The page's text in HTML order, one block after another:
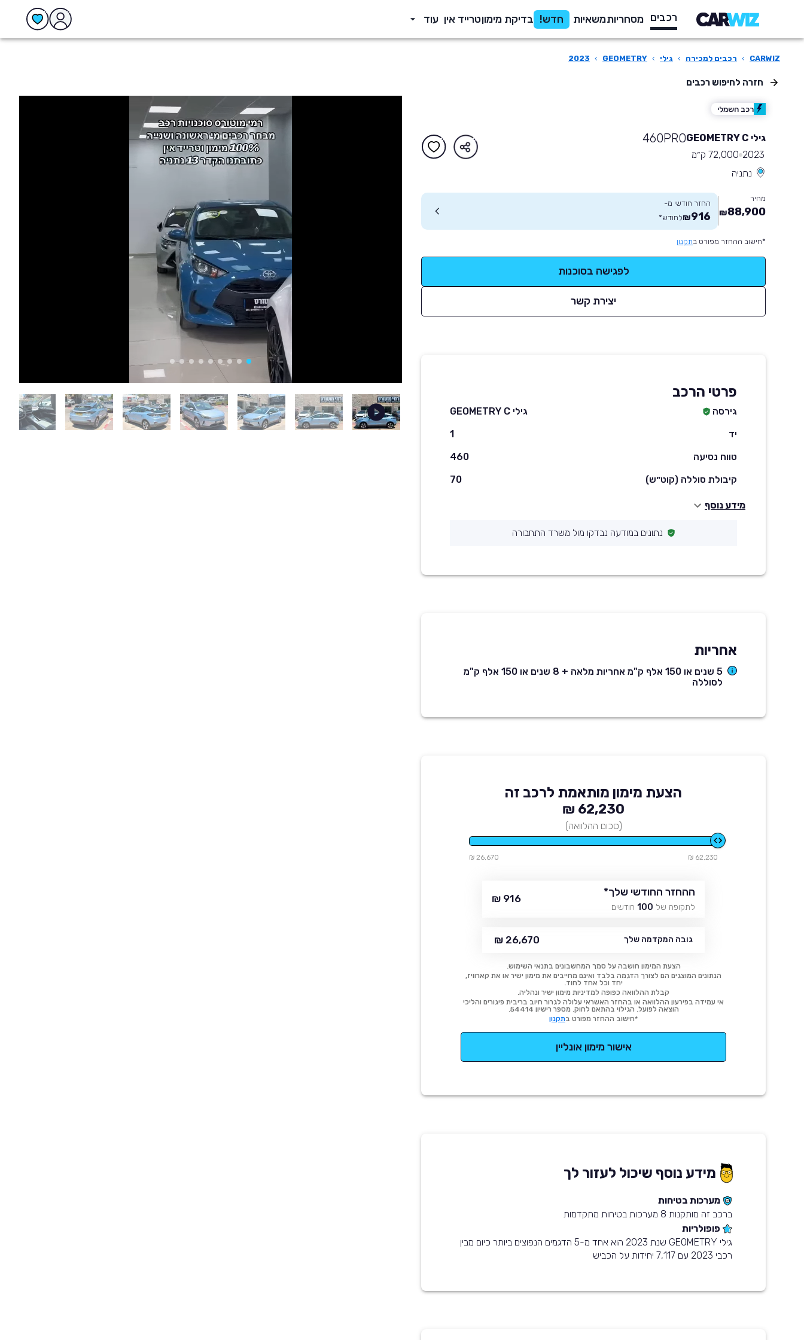
רכבים מסחריותמשאיות חדש! בדיקת מימוןטרייד אין עוד
CARWIZ
› רכבים למכירה › גילי ›
GEOMETRY
›
2023
חזרה לחיפוש רכבים
רכב חשמלי
גילי GEOMETRY C 460PRO
2023 72,000 ק״מ
נתניה
מחיר
88,900
₪
החזר חודשי מ-
916
₪לחודש*
*חישוב ההחזר מפורט בתקנון
לפגישה בסוכנות
יצירת קשר
פרטי הרכב
גירסה
גילי GEOMETRY C
יד
1
טווח נסיעה
460
קיבולת סוללה (קוט״ש)
70
מידע נוסף
נתונים במודעה נבדקו מול משרד התחבורה
אחריות
5 שנים או 150 אלף ק"מ אחריות מלאה + 8 שנים או 150 אלף ק"מ
לסוללה
הצעת מימון מותאמת לרכב זה
62,230 ₪
(סכום ההלוואה)
62,230 ₪
26,670 ₪
ההחזר החודשי שלך*
לתקופה של 100 חודשים
916 ₪
גובה המקדמה שלך 26,670 ₪
הצעת המימון חושבה על סמך המחשבונים בתנאי השימוש.
הנתונים המוצגים הם לצורך הדגמה בלבד ואינם מחייבים את מימון ישיר או את קארוויז,
יחד וכל אחד לחוד.
קבלת ההלוואה כפופה למדיניות מימון ישיר ונהליה.
אי עמידה בפירעון ההלוואה או בהחזר האשראי עלולה לגרור חיוב בריבית פיגורים והליכי
הוצאה לפועל. הגילוי בהתאם לחוק. מספר רישיון 54414.
*חישוב ההחזר מפורט בתקנון
אישור מימון אונליין
מידע נוסף שיכול לעזור לך
מערכות בטיחות
ברכב זה מותקנות 8 מערכות בטיחות מתקדמות
פופולריות
גילי GEOMETRY שנת 2023 הוא אחד מ-5 הדגמים הנפוצים ביותר כיום מבין
רכבי 2023 עם 7,117 יחידות על הכביש